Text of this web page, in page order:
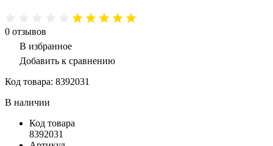
0 отзывов
В избранное
Добавить к сравнению
Код товара: 8392031
В наличии
Код товара
8392031